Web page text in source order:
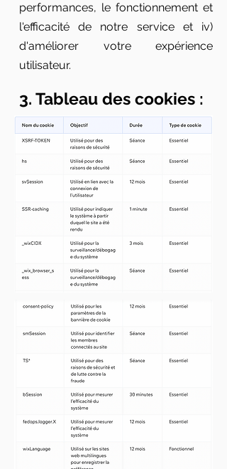
performances, le fonctionnement et
l'efficacité de notre service et iv)
d'améliorer votre expérience
utilisateur.
3. Tableau des cookies :